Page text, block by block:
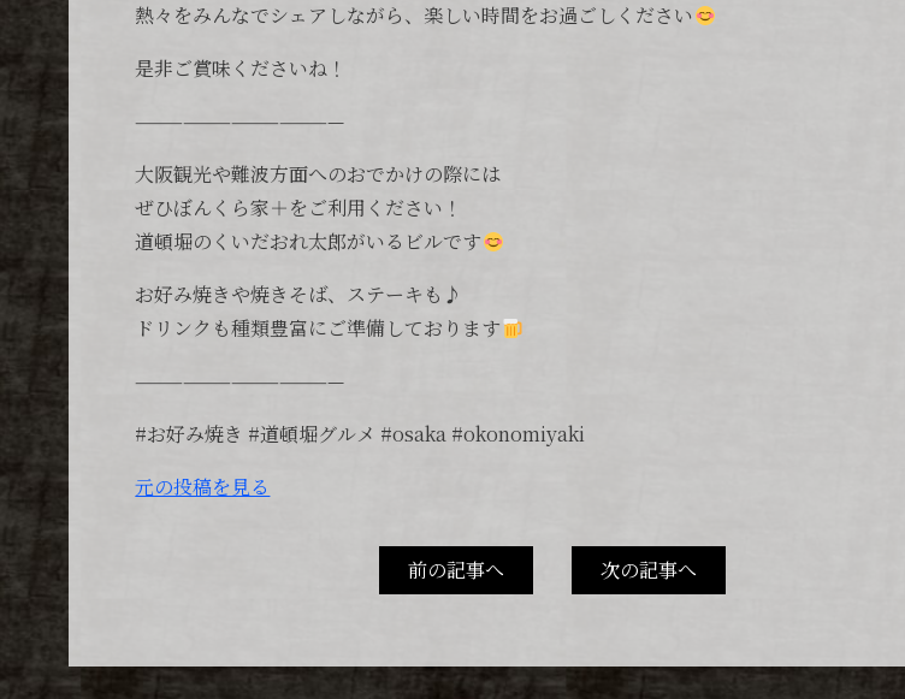
熱々をみんなでシェアしながら、楽しい時間をお過ごしください
是非ご賞味くださいね！
—————————————
大阪観光や難波方面へのおでかけの際には
ぜひぼんくら家＋をご利用ください！
道頓堀のくいだおれ太郎がいるビルです
お好み焼きや焼きそば、ステーキも♪
ドリンクも種類豊富にご準備しております
—————————————
#お好み焼き #道頓堀グルメ #osaka #okonomiyaki
元の投稿を見る
前の記事へ 次の記事へ